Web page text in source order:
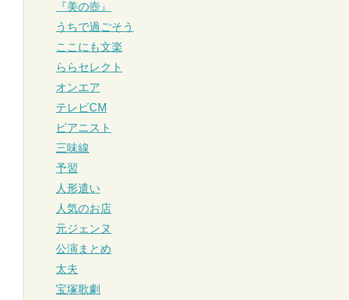
『美の壺』
うちで過ごそう
ここにも文楽
ららセレクト
オンエア
テレビCM
ピアニスト
三味線
予習
人形遣い
人気のお店
元ジェンヌ
公演まとめ
太夫
宝塚歌劇